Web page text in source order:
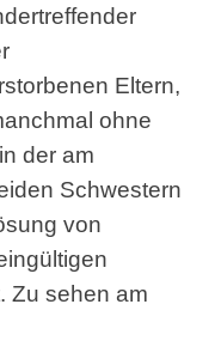
Eltern,
ohne
der am
Schwestern
von
Zu sehen am